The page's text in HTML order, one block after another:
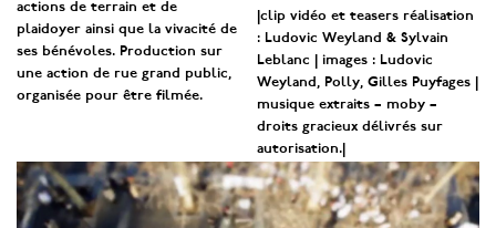
actions de terrain et de
plaidoyer ainsi que la vivacité de
ses bénévoles. Production sur
une action de rue grand public,
organisée pour être filmée.
|clip vidéo et teasers réalisation
: Ludovic Weyland & Sylvain
Leblanc | images : Ludovic
Weyland, Polly, Gilles Puyfages |
musique extraits – moby –
droits gracieux délivrés sur
autorisation.|